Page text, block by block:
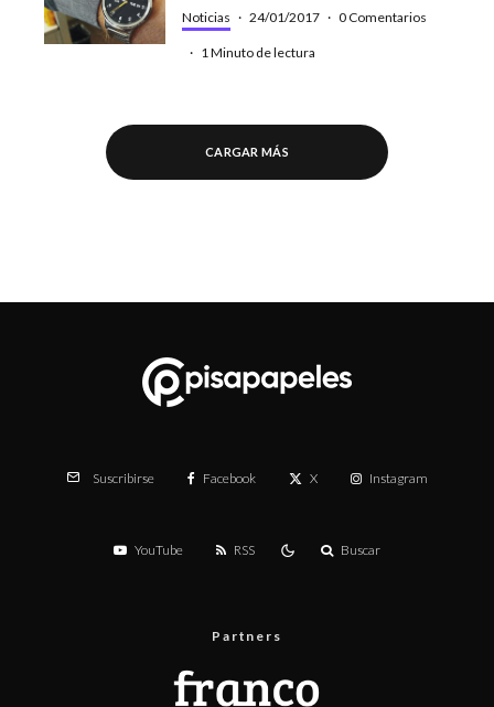
Noticias · 24/01/2017 · 0 Comentarios
· 1 Minuto de lectura
CARGAR MÁS
Suscribirse Facebook X Instagram
YouTube RSS Buscar
Partners